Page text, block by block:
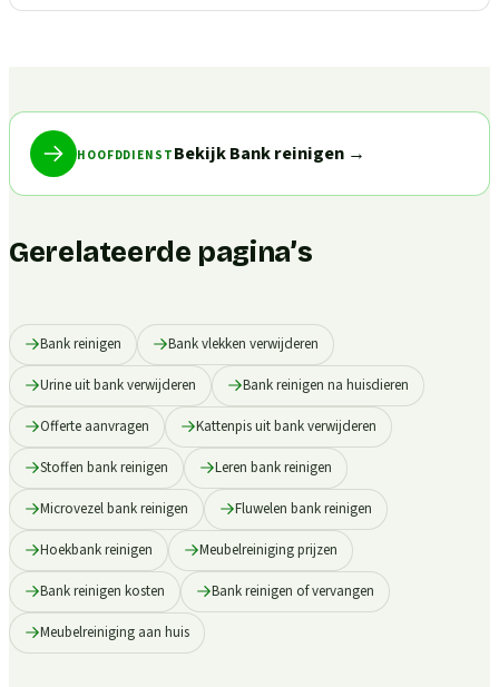
HOOFDDIENST Bekijk Bank reinigen→
Gerelateerde pagina’s
Bank reinigen Bank vlekken verwijderen
Urine uit bank verwijderen Bank reinigen na huisdieren
Offerte aanvragen Kattenpis uit bank verwijderen
Stoffen bank reinigen Leren bank reinigen
Microvezel bank reinigen Fluwelen bank reinigen
Hoekbank reinigen Meubelreiniging prijzen
Bank reinigen kosten Bank reinigen of vervangen
Meubelreiniging aan huis